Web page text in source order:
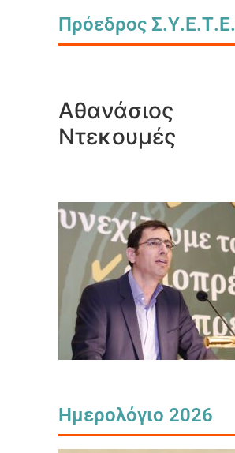
Πρόεδρος Σ.Υ.Ε.Τ.Ε.
Αθανάσιος
Ντεκουμές
Ημερολόγιο 2026